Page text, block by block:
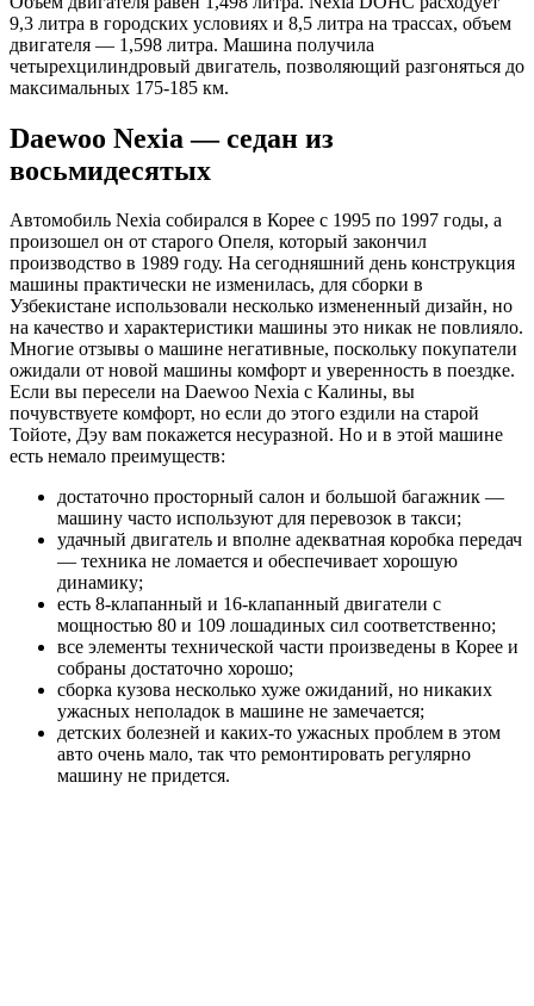
9,3 литра в городских условиях и 8,5 литра на трассах, объем
двигателя — 1,598 литра. Машина получила
четырехцилиндровый двигатель, позволяющий разгоняться до
максимальных 175-185 км.
Daewoo Nexia — седан из
восьмидесятых
Автомобиль Nexia собирался в Корее с 1995 по 1997 годы, а
произошел он от старого Опеля, который закончил
производство в 1989 году. На сегодняшний день конструкция
машины практически не изменилась, для сборки в
Узбекистане использовали несколько измененный дизайн, но
на качество и характеристики машины это никак не повлияло.
Многие отзывы о машине негативные, поскольку покупатели
ожидали от новой машины комфорт и уверенность в поездке.
Если вы пересели на Daewoo Nexia с Калины, вы
почувствуете комфорт, но если до этого ездили на старой
Тойоте, Дэу вам покажется несуразной. Но и в этой машине
есть немало преимуществ:
достаточно просторный салон и большой багажник —
машину часто используют для перевозок в такси;
удачный двигатель и вполне адекватная коробка передач
— техника не ломается и обеспечивает хорошую
динамику;
есть 8-клапанный и 16-клапанный двигатели с
мощностью 80 и 109 лошадиных сил соответственно;
все элементы технической части произведены в Корее и
собраны достаточно хорошо;
сборка кузова несколько хуже ожиданий, но никаких
ужасных неполадок в машине не замечается;
детских болезней и каких-то ужасных проблем в этом
авто очень мало, так что ремонтировать регулярно
машину не придется.